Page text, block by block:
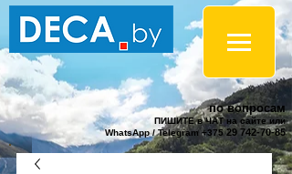
по вопросам
ПИШИТЕ в ЧАТ на сайте или
WhatsApp / Telegram +37529 742-70-85